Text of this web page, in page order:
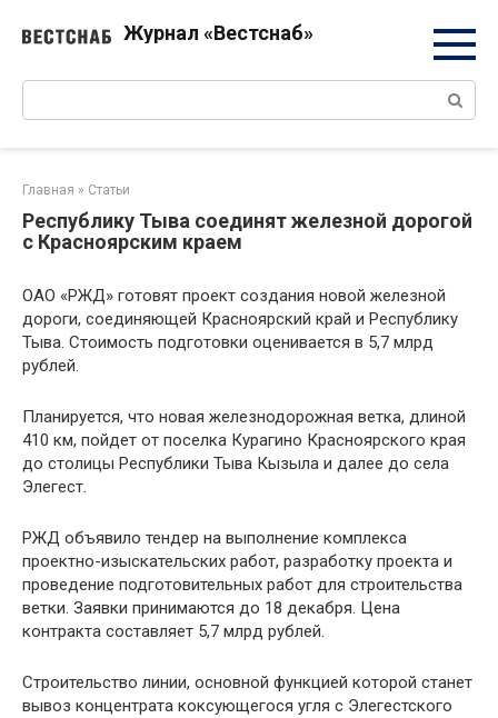
Журнал «Вестснаб»
Главная » Статьи
Республику Тыва соединят железной дорогой
с Красноярским краем
ОАО «РЖД» готовят проект создания новой железной
дороги, соединяющей Красноярский край и Республику
Тыва. Стоимость подготовки оценивается в 5,7 млрд
рублей.
Планируется, что новая железнодорожная ветка, длиной
410 км, пойдет от поселка Курагино Красноярского края
до столицы Республики Тыва Кызыла и далее до села
Элегест.
РЖД объявило тендер на выполнение комплекса
проектно-изыскательских работ, разработку проекта и
проведение подготовительных работ для строительства
ветки. Заявки принимаются до 18 декабря. Цена
контракта составляет 5,7 млрд рублей.
Строительство линии, основной функцией которой станет
вывоз концентрата коксующегося угля с Элегестского